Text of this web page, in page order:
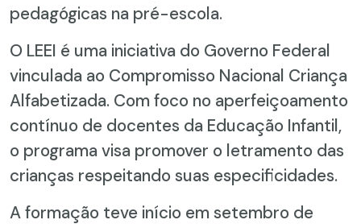
pedagógicas na pré-escola.
O LEEI é uma iniciativa do Governo Federal
vinculada ao Compromisso Nacional Criança
Alfabetizada. Com foco no aperfeiçoamento
contínuo de docentes da Educação Infantil,
o programa visa promover o letramento das
crianças respeitando suas especificidades.
A formação teve início em setembro de